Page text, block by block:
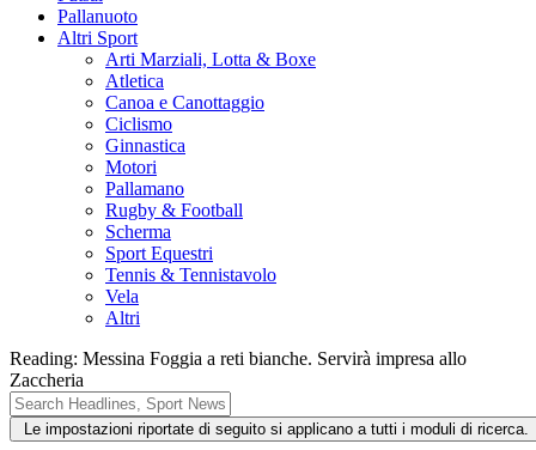
Pallanuoto
Altri Sport
Arti Marziali, Lotta & Boxe
Atletica
Canoa e Canottaggio
Ciclismo
Ginnastica
Motori
Pallamano
Rugby & Football
Scherma
Sport Equestri
Tennis & Tennistavolo
Vela
Altri
Reading: Messina Foggia a reti bianche. Servirà impresa allo
Zaccheria